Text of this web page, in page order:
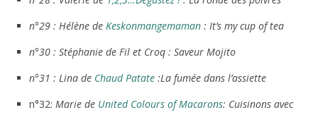
n°29 : Hélène de Keskonmangemaman : It’s my cup of tea
n°30 : Stéphanie de Fil et Croq : Saveur Mojito
n°31 : Lina de Chaud Patate :La fumée dans l’assiette
n°32: Marie de United Colours of Macarons: Cuisinons avec